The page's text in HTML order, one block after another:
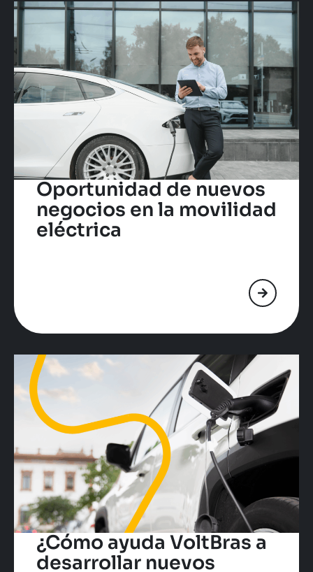
Oportunidad de nuevos
negocios en la movilidad
eléctrica
¿Cómo ayuda VoltBras a
desarrollar nuevos